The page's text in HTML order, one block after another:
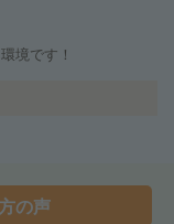
境です！
の声